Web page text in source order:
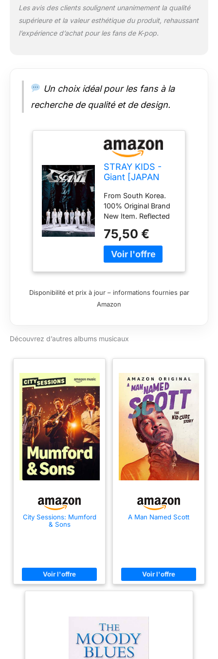
Les avis des clients soulignent unanimement la qualité
supérieure et la valeur esthétique du produit, rehaussant
l’expérience d’achat pour les fans de K-pop.
Un choix idéal pour les fans à la
recherche de qualité et de design.
STRAY KIDS -
Giant [JAPAN
(Limited Edition
Type B)
From South Korea.
100% Original Brand
New Item. Reflected
GAON Charts.
Release Date :
2024.11.13 Package :
messages (printed))
+ 2 Photocards (B) +
75,50 €
Disponibilité et prix à jour – informations fournies par
Amazon
Découvrez d’autres albums musicaux
City Sessions: Mumford
& Sons
A Man Named Scott